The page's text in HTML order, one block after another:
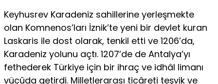
Keyhusrev Karadeniz sahillerine yerleşmekte
olan Komnenos’ları İznik’te yeni bir devlet kuran
Laskaris ile dost olarak, tenkil etti ve 1206’da,
Karadeniz yolunu açtı. 1207’de de Antalya’yı
fethederek Türkiye için bir ihraç ve idhâl limanı
vücûda getirdi. Milletlerarası ticâreti teşvik ve